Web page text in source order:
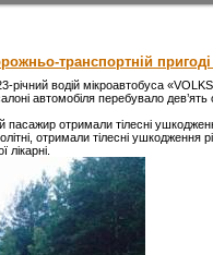
транспортній
річний водій мікроавтобуса
автомобіля перебувало
пасажир отримали тілесні
отримали тілесні ушкодження